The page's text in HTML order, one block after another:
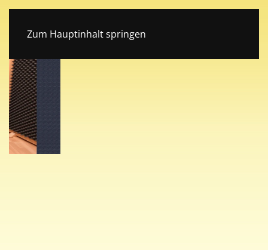
Zum Hauptinhalt springen